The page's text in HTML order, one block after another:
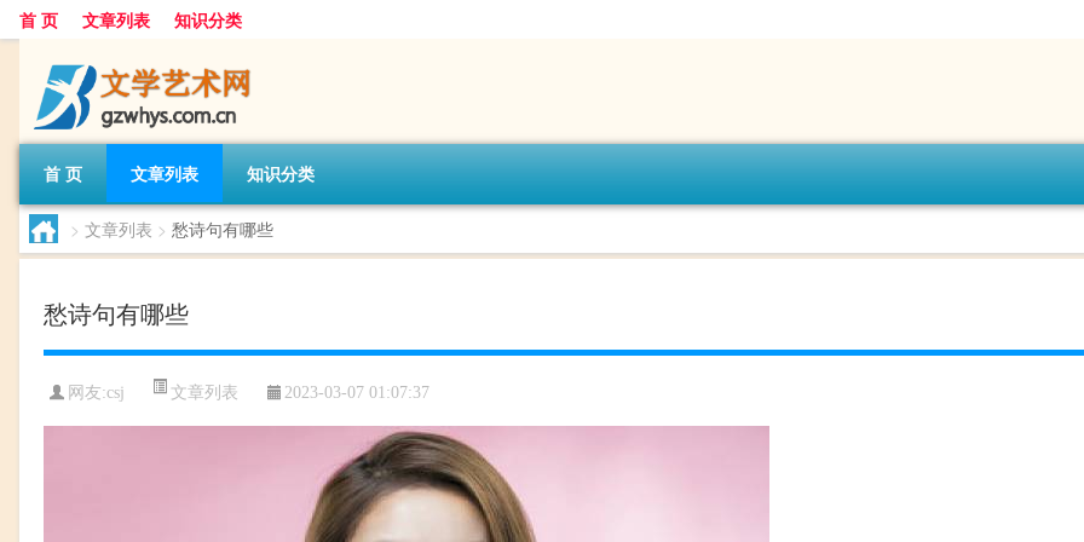
首 页 文章列表 知识分类
首 页 文章列表 知识分类
> 文章列表 > 愁诗句有哪些
愁诗句有哪些
网友:csj 文章列表 2023-03-07 01:07:37